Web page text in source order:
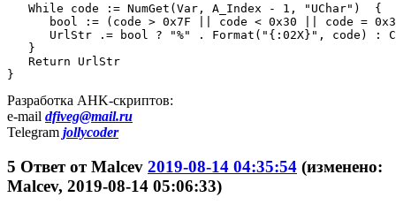
   While code := NumGet(Var, A_Index - 1, "UChar")  {
bool := (code > 0x7F || code < 0x30 || code =
UrlStr .= bool ? "%" . Format("{:02X}", code) :
   }
   Return UrlStr
}
Разработка AHK-скриптов:
e-mail dfiveg@mail.ru
Telegram jollycoder
5 Ответ отMalcev 2019-08-14 04:35:54 (изменено:
Malcev, 2019-08-14 05:06:33)